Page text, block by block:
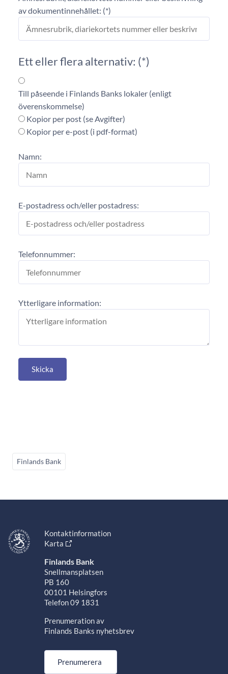
av dokumentinnehållet:
Ett eller flera alternativ:
Till påseende i Finlands Banks lokaler (enligt
överenskommelse)
Kopior per post (se Avgifter)
Kopior per e-post (i pdf-format)
Namn:
E-postadress och/eller postadress:
Telefonnummer:
Ytterligare information:
Skicka
Finlands Bank
Kontaktinformation
Karta
Finlands Bank
Snellmansplatsen
PB 160
00101 Helsingfors
Telefon 09 1831
Prenumeration av
Finlands Banks nyhetsbrev
Prenumerera